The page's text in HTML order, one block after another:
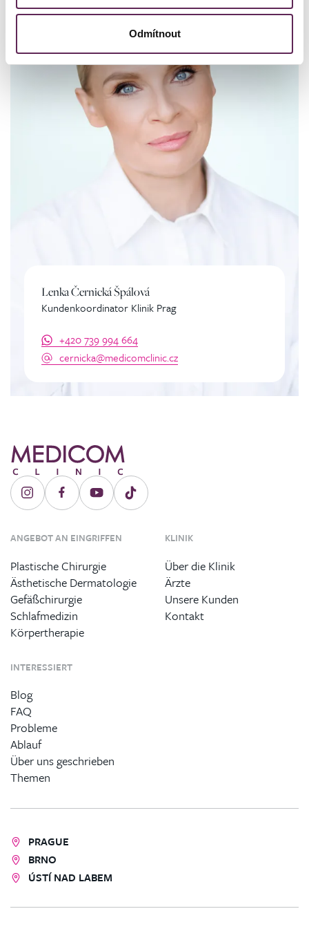
Odmítnout
Lenka Černická Špálová
Kundenkoordinator Klinik Prag
+420 739 994 664
cernicka@medicomclinic.cz
ANGEBOT AN EINGRIFFEN
Plastische Chirurgie
Ästhetische Dermatologie
Gefäßchirurgie
Schlafmedizin
Körpertherapie
KLINIK
Über die Klinik
Ärzte
Unsere Kunden
Kontakt
INTERESSIERT
Blog
FAQ
Probleme
Ablauf
Über uns geschrieben
Themen
PRAGUE
BRNO
ÚSTÍ NAD LABEM